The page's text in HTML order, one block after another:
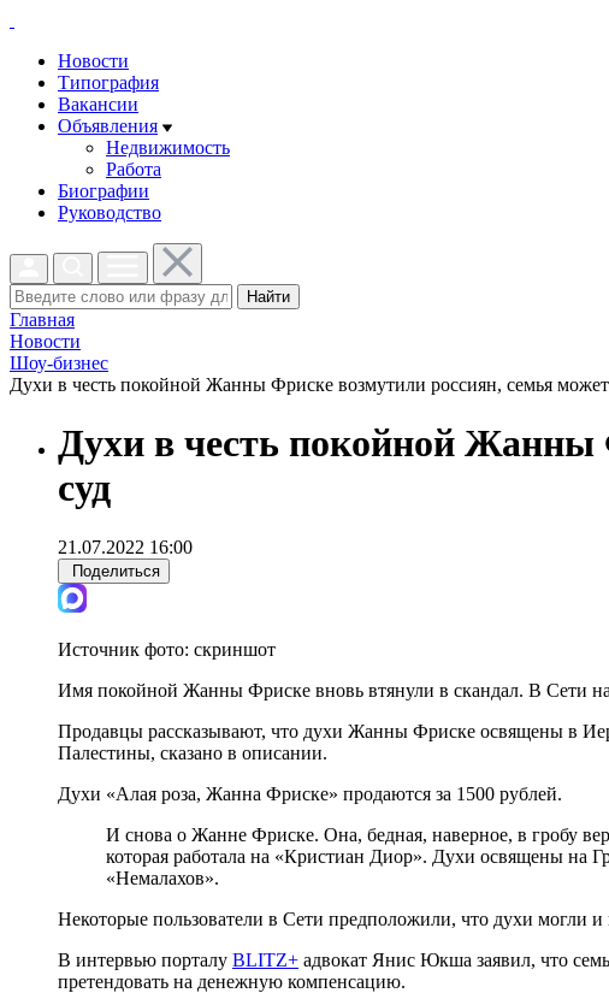
Новости
Типография
Вакансии
Объявления
Недвижимость
Работа
Биографии
Руководство
Найти
Главная
Новости
Шоу-бизнес
Духи в честь покойной Жанны Фриске возмутили россиян, семья может
Духи в честь покойной Жанны
суд
21.07.2022 16:00
Поделиться
Источник фото: скриншот
Имя покойной Жанны Фриске вновь втянули в скандал. В Сети
Продавцы рассказывают, что духи Жанны Фриске освящены в
Палестины, сказано в описании.
Духи «Алая роза, Жанна Фриске» продаются за 1500 рублей.
И снова о Жанне Фриске. Она, бедная, наверное, в гробу
которая работала на «Кристиан Диор». Духи освящены на
«Немалахов».
Некоторые пользователи в Сети предположили, что духи могли и
В интервью порталу BLITZ+ адвокат Янис Юкша заявил, что
претендовать на денежную компенсацию.